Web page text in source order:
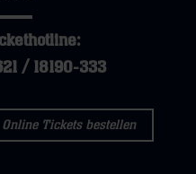
/ 18190-333
Online Tickets bestellen